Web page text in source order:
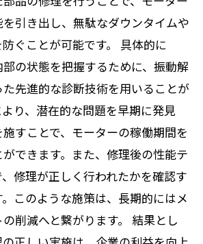
引き出し、無駄なダウンタイムや
ぐことが可能です。 具体的に
の状態を把握するために、振動解
先進的な診断技術を用いることが
り、潜在的な問題を早期に発見
すことで、モーターの稼働期間を
できます。また、修理後の性能テ
修理が正しく行われたかを確認す
このような施策は、長期的にはメ
削減へと繋がります。 結果とし